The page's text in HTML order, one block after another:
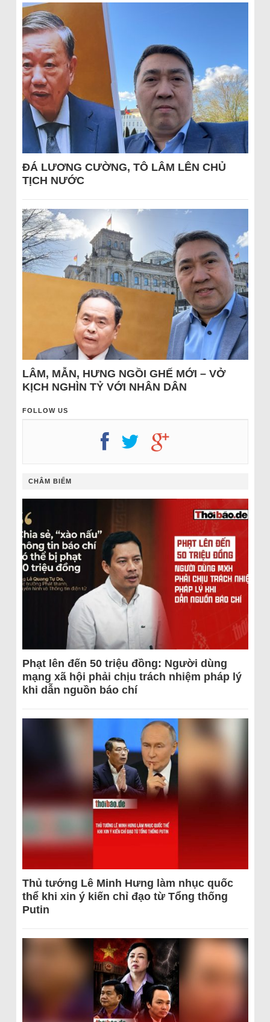
ĐÁ LƯƠNG CƯỜNG, TÔ LÂM LÊN CHỦ
TỊCH NƯỚC
LÂM, MẪN, HƯNG NGỒI GHẾ MỚI – VỞ
KỊCH NGHÌN TỶ VỚI NHÂN DÂN
FOLLOW US
CHÂM BIẾM
Phạt lên đến 50 triệu đồng: Người dùng
mạng xã hội phải chịu trách nhiệm pháp lý
khi dẫn nguồn báo chí
Thủ tướng Lê Minh Hưng làm nhục quốc
thể khi xin ý kiến chỉ đạo từ Tổng thống
Putin